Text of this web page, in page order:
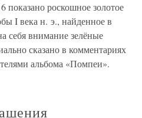
роскошное золотое
I века н. э., найденное в
себя внимание зелёные
сказано в комментариях
альбома «Помпеи».